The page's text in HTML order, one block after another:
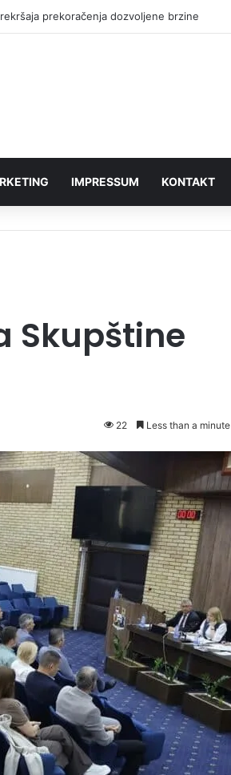
prekoračenja dozvoljene brzine
IMPRESSUM KONTAKT
Skupštine
22 Less than a minute